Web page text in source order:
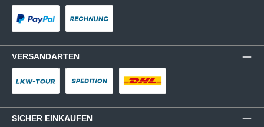
VERSANDARTEN
SICHER EINKAUFEN